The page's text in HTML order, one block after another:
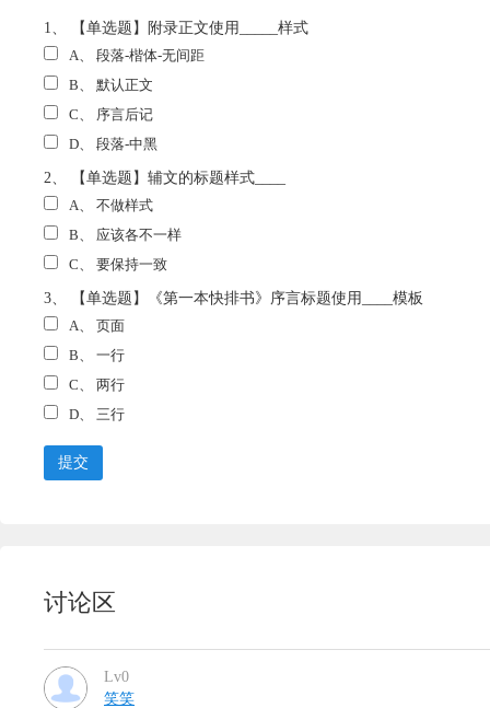
1、 【单选题】附录正文使用_____样式
A、 段落-楷体-无间距
B、 默认正文
C、 序言后记
D、 段落-中黑
2、 【单选题】辅文的标题样式____
A、 不做样式
B、 应该各不一样
C、 要保持一致
3、 【单选题】《第一本快排书》序言标题使用____模板
A、 页面
B、 一行
C、 两行
D、 三行
提交
讨论区
Lv0
笑笑